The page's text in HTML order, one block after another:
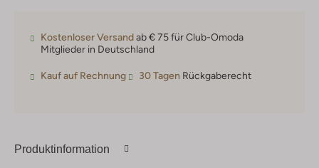
Kostenloser Versandab € 75 für Club-Omoda
Mitglieder in Deutschland
Kauf auf Rechnung 30 Tagen Rückgaberecht
Produktinformation